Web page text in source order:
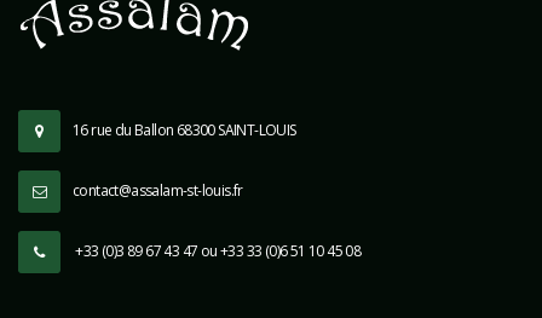
16 rue du Ballon 68300 SAINT-LOUIS
contact@assalam-st-louis.fr
+33 (0)3 89 67 43 47 ou +33 33 (0)6 51 10 45 08